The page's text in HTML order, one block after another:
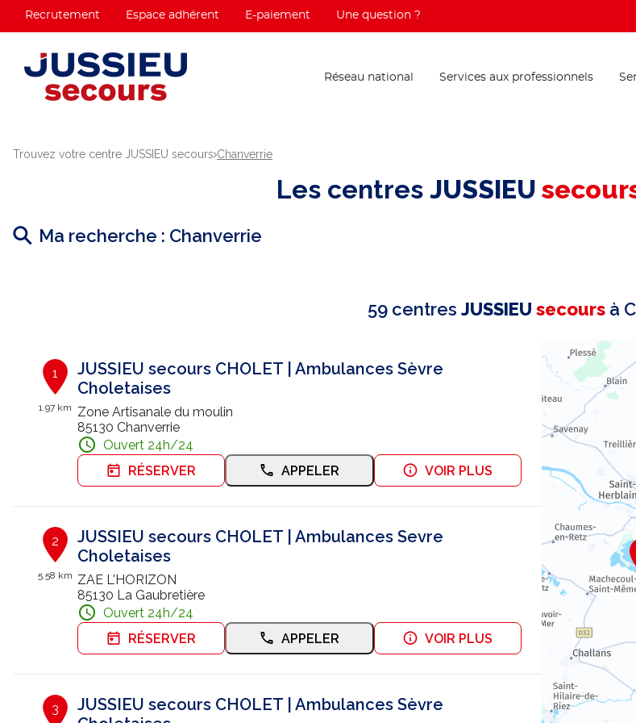
Recrutement Espace adhérent E-paiement Une question ?
Réseau national Services aux professionnels
Trouvez votre centre JUSSIEU secours Chanverrie
Les centres JUSSIEU
Ma recherche : Chanverrie
59 centres JUSSIEU secoursà
1
1.97 km
JUSSIEU secours CHOLET | Ambulances Sèvre
Choletaises
Zone Artisanale du moulin
85130 Chanverrie
Ouvert 24h/24
RÉSERVER
APPELER VOIR PLUS
2
5.58 km
JUSSIEU secours CHOLET | Ambulances Sevre
Choletaises
ZAE L'HORIZON
85130 La Gaubretière
Ouvert 24h/24
RÉSERVER
APPELER VOIR PLUS
3
JUSSIEU secours CHOLET | Ambulances Sèvre